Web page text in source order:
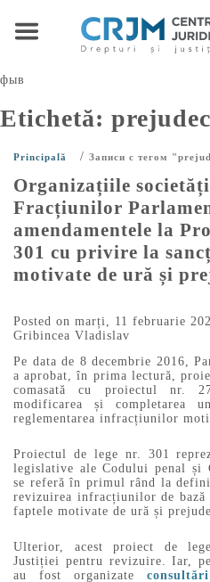
фыв
Etichetă:
Principală / Записи с тегом
Organizațiile
Fracțiunilor
amendamentele la
301 cu privire la
motivate de ură și
Posted on marți, 11 februarie
Gribincea Vladislav
Pe data de 8 decembrie 2016,
a aprobat, în prima lectură,
comasată cu proiectul nr.
modificarea și completarea
reglementarea infracțiunilor
Proiectul de lege nr. 301
legislative ale Codului penal și
se referă în primul rând la
revizuirea infracțiunilor de bază
faptele motivate de ură și
Ulterior, acest proiect de
Justiției pentru revizuire. Iar,
au fost organizate